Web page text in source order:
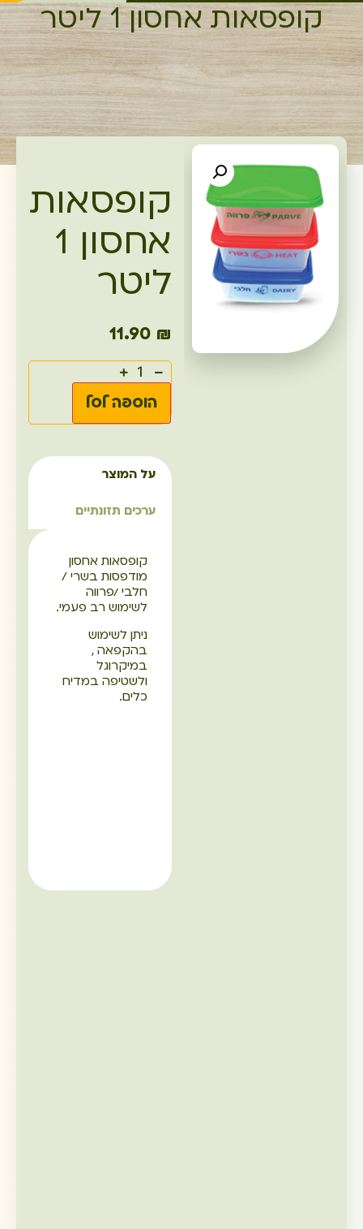
קופסאות אחסון 1 ליטר
קופסאות
אחסון 1
ליטר
11.90 ₪
הוספה לסל
על המוצר
ערכים תזונתיים
קופסאות אחסון
מודפסות בשרי /
חלבי /פרווה
לשימוש רב פעמי.
ניתן לשימוש
בהקפאה ,
במיקרוגל
ולשטיפה במדיח
כלים.